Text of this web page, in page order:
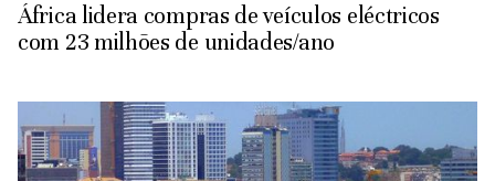
África lidera compras de veículos eléctricos
com 23 milhões de unidades/ano